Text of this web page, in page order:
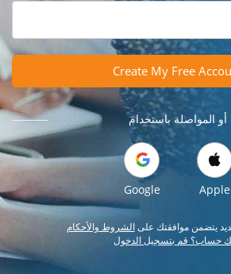
Create My Free
أو المواصلة باستخدام
Apple
Google
يتضمن موافقتك علىالشروط والأحكام
حساب؟ قم بتسجيل الدخول